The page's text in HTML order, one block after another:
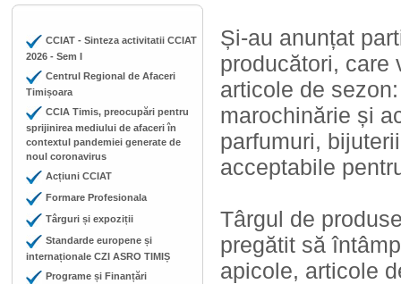
CCIAT - Sinteza activitatii CCIAT
2026 - Sem I
Centrul Regional de Afaceri
Timișoara
CCIA Timis, preocupări pentru
sprijinirea mediului de afaceri în
contextul pandemiei generate de
noul coronavirus
Acțiuni CCIAT
Formare Profesionala
Târguri și expoziții
Standarde europene și
internaționale CZI ASRO TIMIȘ
Programe și Finanțări
Și-au anunțat
producători, care
articole de
marochinărie și
parfumuri,
acceptabile
Târgul de
pregătit să
apicole, articole